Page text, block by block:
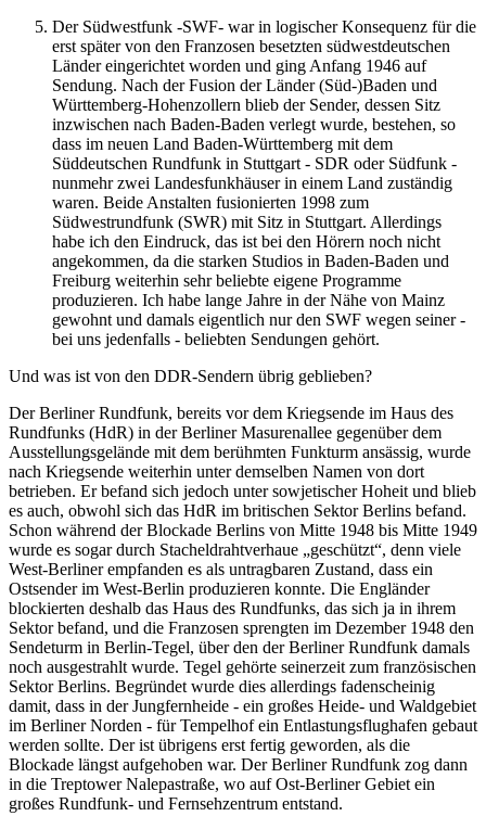
Der Südwestfunk -SWF- war in logischer Konsequenz für die
erst später von den Franzosen besetzten südwestdeutschen
Länder eingerichtet worden und ging Anfang 1946 auf
Sendung. Nach der Fusion der Länder (Süd-)Baden und
Württemberg-Hohenzollern blieb der Sender, dessen Sitz
inzwischen nach Baden-Baden verlegt wurde, bestehen, so
dass im neuen Land Baden-Württemberg mit dem
Süddeutschen Rundfunk in Stuttgart - SDR oder Südfunk -
nunmehr zwei Landesfunkhäuser in einem Land zuständig
waren. Beide Anstalten fusionierten 1998 zum
Südwestrundfunk (SWR) mit Sitz in Stuttgart. Allerdings
habe ich den Eindruck, das ist bei den Hörern noch nicht
angekommen, da die starken Studios in Baden-Baden und
Freiburg weiterhin sehr beliebte eigene Programme
produzieren. Ich habe lange Jahre in der Nähe von Mainz
gewohnt und damals eigentlich nur den SWF wegen seiner -
bei uns jedenfalls - beliebten Sendungen gehört.
Und was ist von den DDR-Sendern übrig geblieben?
Der Berliner Rundfunk, bereits vor dem Kriegsende im Haus des
Rundfunks (HdR) in der Berliner Masurenallee gegenüber dem
Ausstellungsgelände mit dem berühmten Funkturm ansässig, wurde
nach Kriegsende weiterhin unter demselben Namen von dort
betrieben. Er befand sich jedoch unter sowjetischer Hoheit und blieb
es auch, obwohl sich das HdR im britischen Sektor Berlins befand.
Schon während der Blockade Berlins von Mitte 1948 bis Mitte 1949
wurde es sogar durch Stacheldrahtverhaue
geschützt , denn viele
West-Berliner empfanden es als untragbaren Zustand, dass ein
Ostsender im West-Berlin produzieren konnte. Die Engländer
blockierten deshalb das Haus des Rundfunks, das sich ja in ihrem
Sektor befand, und die Franzosen sprengten im Dezember 1948 den
Sendeturm in Berlin-Tegel, über den der Berliner Rundfunk damals
noch ausgestrahlt wurde. Tegel gehörte seinerzeit zum französischen
Sektor Berlins. Begründet wurde dies allerdings fadenscheinig
damit, dass in der Jungfernheide - ein großes Heide- und Waldgebiet
im Berliner Norden - für Tempelhof ein Entlastungsflughafen gebaut
werden sollte. Der ist übrigens erst fertig geworden, als die
Blockade längst aufgehoben war. Der Berliner Rundfunk zog dann
in die Treptower Nalepastraße, wo auf Ost-Berliner Gebiet ein
großes Rundfunk- und Fernsehzentrum entstand.